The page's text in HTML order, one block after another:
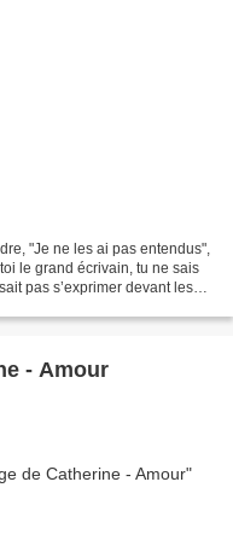
"Je ne les ai pas entendus",
le grand écrivain, tu ne sais
pas s’exprimer devant les
- Amour